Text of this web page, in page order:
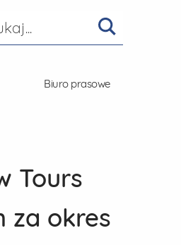
Biuro prasowe
Tours
za okres